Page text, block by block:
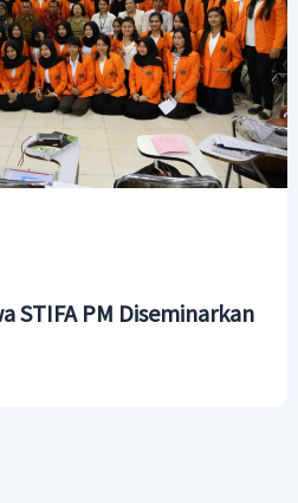
STIFA PM Diseminarkan